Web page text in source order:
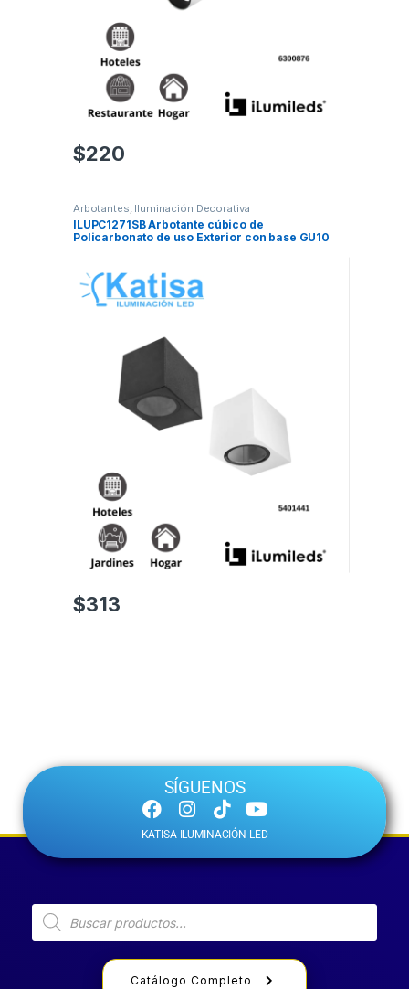
$220
Arbotantes Iluminación Decorativa
ILUPC1271SB Arbotante cúbico de
Policarbonato de uso Exterior con base GU10
$313
SÍGUENOS
KATISA ILUMINACIÓN LED
Catálogo Completo